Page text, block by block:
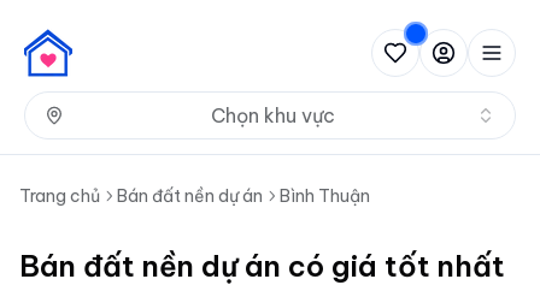
Chọn khu vực
Trang chủ Bán đất nền dự án Bình Thuận
Bán đất nền dự án có giá tốt nhất